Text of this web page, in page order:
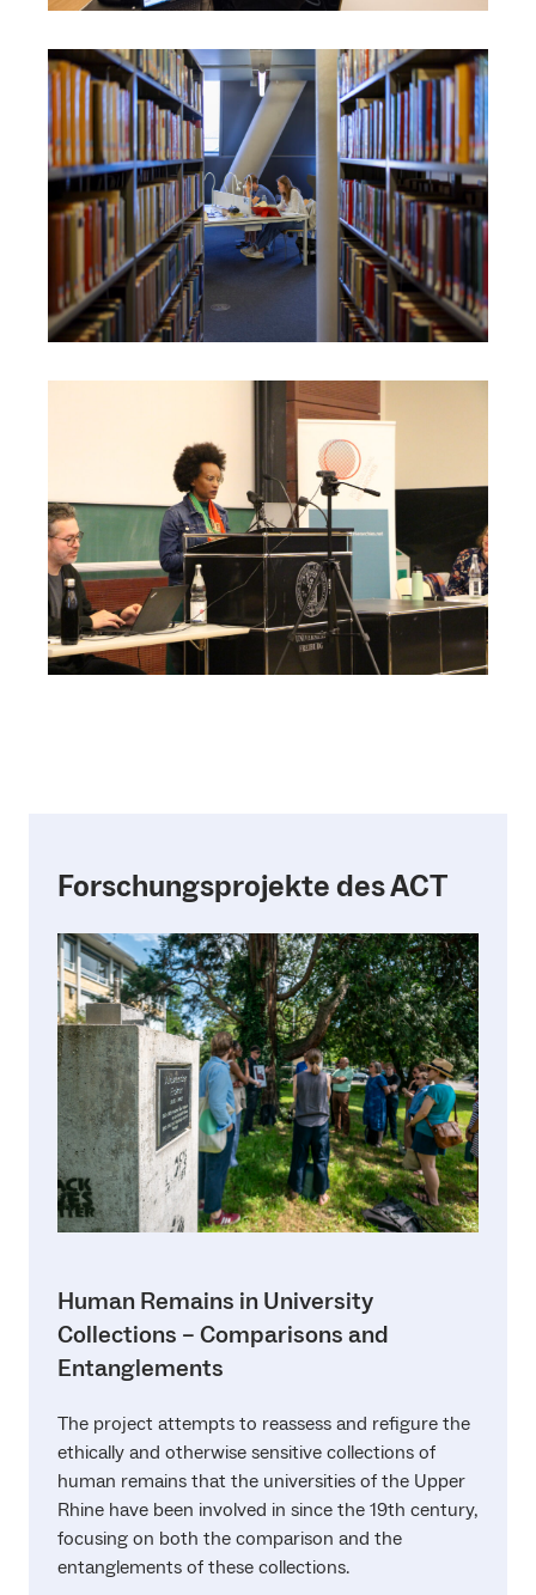
Forschungsprojekte des ACT
Human Remains in University
Collections – Comparisons and
Entanglements
The project attempts to reassess and refigure the
ethically and otherwise sensitive collections of
human remains that the universities of the Upper
Rhine have been involved in since the 19th century,
focusing on both the comparison and the
entanglements of these collections.